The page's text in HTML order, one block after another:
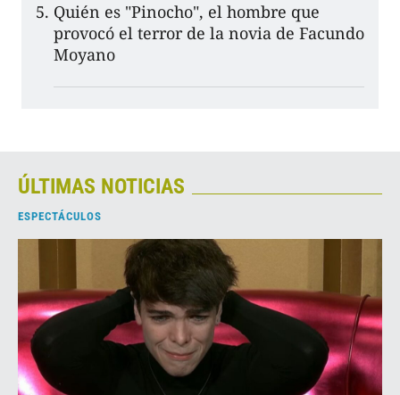
Quién es "Pinocho", el hombre que
provocó el terror de la novia de Facundo
Moyano
ÚLTIMAS NOTICIAS
ESPECTÁCULOS